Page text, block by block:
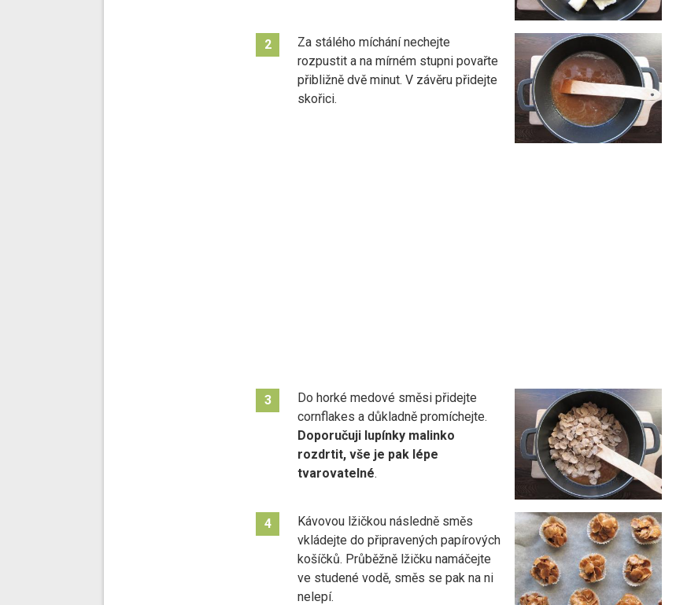
2
Za stálého míchání nechejte
rozpustit a na mírném stupni povařte
přibližně dvě minut. V závěru přidejte
skořici.
3
Do horké medové směsi přidejte
cornflakes a důkladně promíchejte.
Doporučuji lupínky malinko
rozdrtit, vše je pak lépe
tvarovatelné.
4
Kávovou lžičkou následně směs
vkládejte do připravených papírových
košíčků. Průběžně lžičku namáčejte
ve studené vodě, směs se pak na ni
nelepí.